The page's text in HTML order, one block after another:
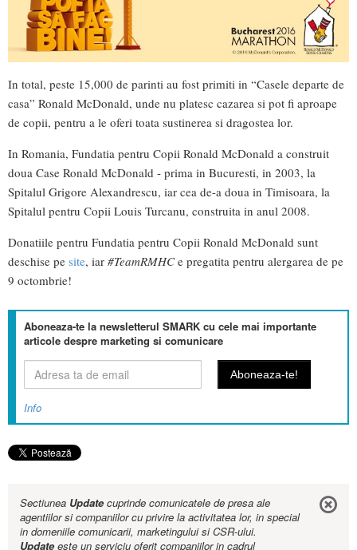
In total, peste 15,000 de parinti au fost primiti in “Casele departe de
casa” Ronald McDonald, unde nu platesc cazarea si pot fi aproape
de copii, pentru a le oferi toata sustinerea si dragostea lor.
In Romania, Fundatia pentru Copii Ronald McDonald a construit
doua Case Ronald McDonald - prima in Bucuresti, in 2003, la
Spitalul Grigore Alexandrescu, iar cea de-a doua in Timisoara, la
Spitalul pentru Copii Louis Turcanu, construita in anul 2008.
Donatiile pentru Fundatia pentru Copii Ronald McDonald sunt
deschise pe site, iar #TeamRMHCe pregatita pentru alergarea de pe
9 octombrie!
Aboneaza-te la newsletterul SMARK cu cele mai importante
articole despre marketing si comunicare
Info
Sectiunea Updatecuprinde comunicatele de presa ale
agentiilor si companiilor cu privire la activitatea lor, in special
in domeniile comunicarii, marketingului si CSR-ului.
Updateeste un serviciu oferit companiilor in cadrul